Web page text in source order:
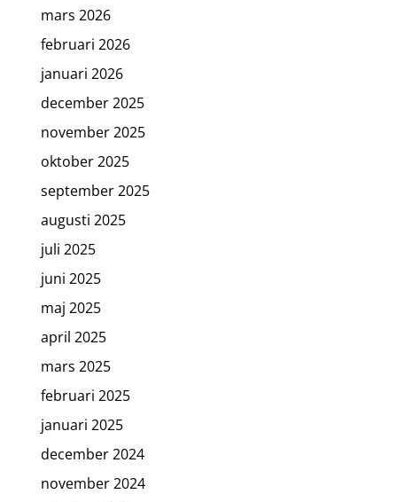
mars 2026
februari 2026
januari 2026
december 2025
november 2025
oktober 2025
september 2025
augusti 2025
juli 2025
juni 2025
maj 2025
april 2025
mars 2025
februari 2025
januari 2025
december 2024
november 2024